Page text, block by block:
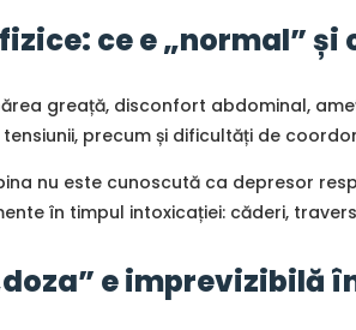
ce e „normal” și
greață, disconfort abdominal,
tensiunii, precum și dificultăți de
nu este cunoscută ca depresor
în timpul intoxicației: căderi,
e imprevizibilă